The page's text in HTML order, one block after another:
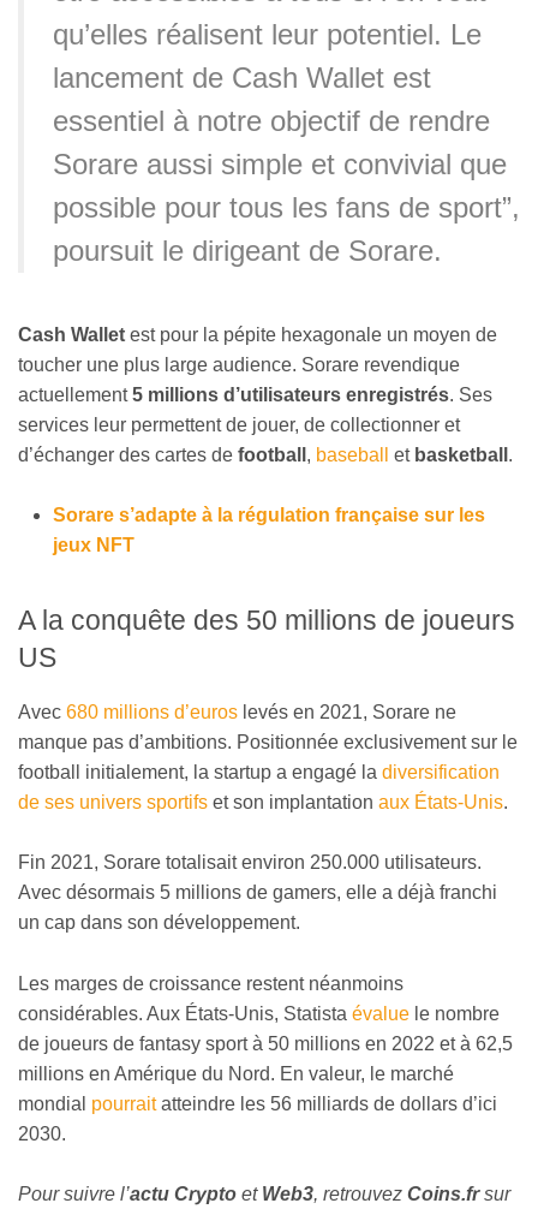
qu’elles réalisent leur potentiel. Le
lancement de Cash Wallet est
essentiel à notre objectif de rendre
Sorare aussi simple et convivial que
possible pour tous les fans de sport”,
poursuit le dirigeant de Sorare.
Cash Wallet est pour la pépite hexagonale un moyen de
toucher une plus large audience. Sorare revendique
actuellement5 millions d’utilisateurs enregistrés. Ses
services leur permettent de jouer, de collectionner et
d’échanger des cartes de football , baseball et basketball .
Sorare s’adapte à la régulation française sur les
jeux NFT
A la conquête des 50 millions de joueurs
US
Avec 680 millions d’euros levés en 2021, Sorare ne
manque pas d’ambitions. Positionnée exclusivement sur le
football initialement, la startup a engagé la diversification
de ses univers sportifs et son implantation aux États-Unis.
Fin 2021, Sorare totalisait environ 250.000 utilisateurs.
Avec désormais 5 millions de gamers, elle a déjà franchi
un cap dans son développement.
Les marges de croissance restent néanmoins
considérables. Aux États-Unis, Statista évalue le nombre
de joueurs de fantasy sport à 50 millions en 2022 et à 62,5
millions en Amérique du Nord. En valeur, le marché
mondial pourraitatteindre les 56 milliards de dollars d’ici
2030.
Pour suivre l’actu Crypto et Web3, retrouvez Coins.frsur